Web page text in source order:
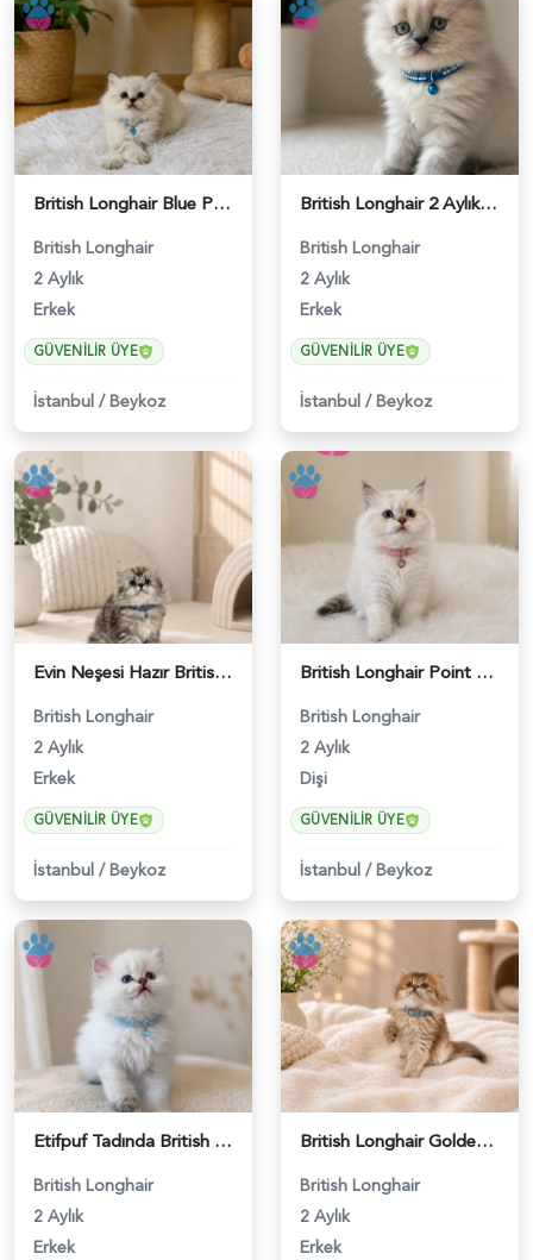
British Longhair Blue Point Erkek Yavrumuz - 4921
British Longhair
2 Aylık
Erkek
GÜVENILIR ÜYE
İstanbul /Beykoz
British Longhair 2 Aylık Erkek Yavrumuz - 5452
British Longhair
2 Aylık
Erkek
GÜVENILIR ÜYE
İstanbul /Beykoz
Evin Neşesi Hazır British Longhair Tabby - 4693
British Longhair
2 Aylık
Erkek
GÜVENILIR ÜYE
İstanbul /Beykoz
British Longhair Point Erkek Yavrumuz - 5209
British Longhair
2 Aylık
Dişi
GÜVENILIR ÜYE
İstanbul /Beykoz
Etifpuf Tadında British Longhair Beyaz Erkek - 5210
British Longhair
2 Aylık
Erkek
British Longhair Golden Erkek Yavrumuz - 4747
British Longhair
2 Aylık
Erkek